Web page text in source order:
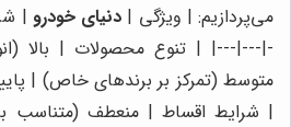
می‌پردازیم: | ویژگی | دنیای خودرو
-|---|---| | تنوع محصولات | بالا
متوسط (تمرکز بر برندهای خاص) |
| شرایط اقساط | منعطف (متناسب